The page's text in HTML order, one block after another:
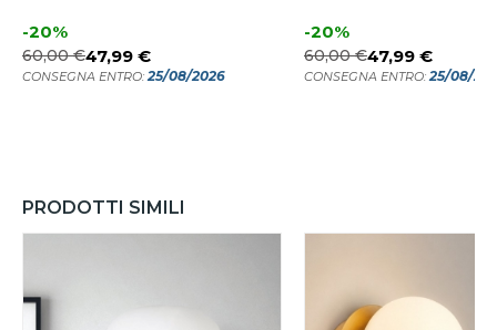
-20%
60,00 €47,99 €
CONSEGNA ENTRO:25/08/2026
-20%
60,00 €47,99 €
CONSEGNA ENTRO:25/08/
PRODOTTI SIMILI